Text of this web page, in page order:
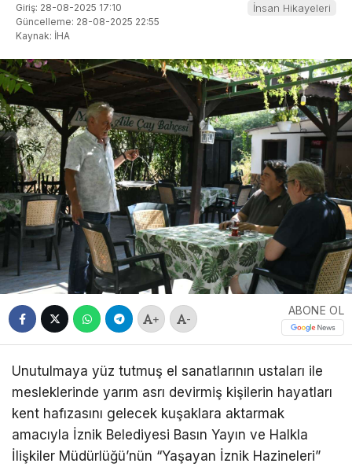
Giriş: 28-08-2025 17:10
Güncelleme: 28-08-2025 22:55
Kaynak: İHA
İnsan Hikayeleri
+ -
ABONE OL
Unutulmaya yüz tutmuş el sanatlarının ustaları ile
mesleklerinde yarım asrı devirmiş kişilerin hayatları
kent hafızasını gelecek kuşaklara aktarmak
amacıyla İznik Belediyesi Basın Yayın ve Halkla
İlişkiler Müdürlüğü’nün “Yaşayan İznik Hazineleri”